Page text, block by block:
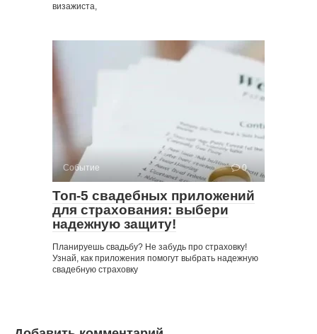
визажиста,
Событие 0
Топ-5 свадебных приложений
для страхования: выбери
надежную защиту!
Планируешь свадьбу? Не забудь про страховку!
Узнай, как приложения помогут выбрать надежную
свадебную страховку